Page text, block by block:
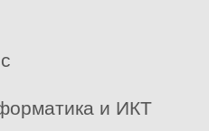
и ИКТ